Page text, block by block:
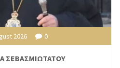
2026 0
ΣΕΒΑΣΜΙΩΤΑΤΟΥ